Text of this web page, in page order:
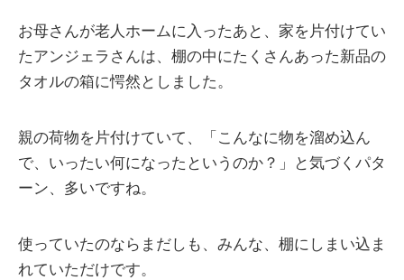
お母さんが老人ホームに入ったあと、家を片付けてい
たアンジェラさんは、棚の中にたくさんあった新品の
タオルの箱に愕然としました。
親の荷物を片付けていて、「こんなに物を溜め込ん
で、いったい何になったというのか？」と気づくパタ
ーン、多いですね。
使っていたのならまだしも、みんな、棚にしまい込ま
れていただけです。